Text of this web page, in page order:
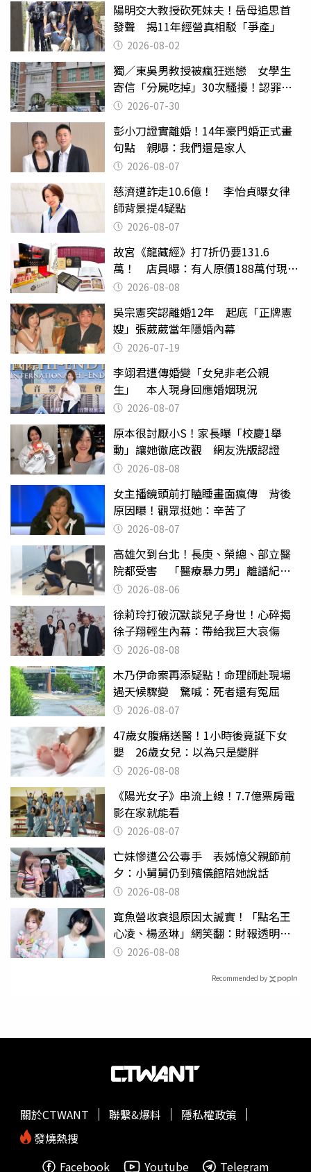
陽明交大教授砍死妹夫！岳母追思首
發聲 揭11年經營真相駁「爭產」
2026-08-02
獨／東吳男教授被瘋狂迷戀 女學生
寄信「分屍吃掉」30次騷擾！認罪免
關 2026-07-30
彭小刀證實離婚！14年豪門婚正式畫
句點 親曝：我們還是家人
2026-08-07
慈濟遭詐走10.6億！ 李怡貞曝女律
師背景提4疑點
2026-08-07
故宮《龍藏經》打7折仍要131.6
萬！ 店員曝：有人原價188萬付現購
買 2026-08-08
吳宗憲突認離婚12年 起底「正牌憲
嫂」張葳葳當年隱婚內幕
2026-07-19
李翊君遭傳婚變「女兒非老公親
生」 本人現身回應婚姻現況
2026-08-07
原本很討厭小S！家長曝「校慶1舉
動」讓她徹底改觀 網友洗版認證
2026-08-08
女主播鏡頭前打瞌睡畫面瘋傳 背後
原因曝！觀眾挺她：辛苦了
2026-08-07
高雄欠到台北！長庚、榮總、部立醫
院都受害 「醫療暴力男」離譜紀錄
曝光2026-08-06
徐莉玲打破沉默談兒子身世！心碎揭
徐子翔輕生內幕：帶給我巨大哀傷
2026-08-08
木乃伊命案再添疑點！命理師赴現場
遇天候驟變 驚喊：死者還有冤屈
2026-08-07
47歲女腹痛送醫！1小時後竟誕下女
嬰 26歲女兒：以為只是變胖
2026-08-08
《陽光女子》串流上線！7.7億票房電
影在家就能看
2026-08-07
亡妹慘遭公公毒手 表姊憶父親節前
夕：小舅舅仍到殯儀館陪她說話
2026-08-08
寬魚營收衰退原因太誠實！「點名王
心凌、楊丞琳」網笑翻：財報透明度
滿分2026-08-08
Recommended by
關於CTWANT 聯繫&爆料
隱私權政策
發燒熱搜
Facebook
Youtube Telegram